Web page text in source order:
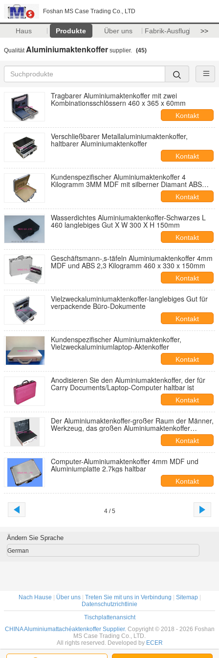
Foshan MS Case Trading Co., LTD
Haus Produkte Über uns Fabrik-Ausflug >>
QualitätAluminiumaktenkoffer supplier. (45)
Tragbarer Aluminiumaktenkoffer mit zwei
Kombinationsschlössern 460 x 365 x 60mm
Kontakt
Verschließbarer Metallaluminiumaktenkoffer,
haltbarer Aluminiumaktenkoffer
Kontakt
Kundenspezifischer Aluminiumaktenkoffer 4
Kilogramm 3MM MDF mit silberner Diamant ABS
Kontakt
Wasserdichtes Aluminiumaktenkoffer-Schwarzes L
460 langlebiges Gut X W 300 X H 150mm
Kontakt
Geschäftsmann-‚s-täfeln Aluminiumaktenkoffer 4mm
MDF und ABS 2,3 Kilogramm 460 x 330 x 150mm
Kontakt
Vielzweckaluminiumaktenkoffer-langlebiges Gut für
verpackende Büro-Dokumente
Kontakt
Kundenspezifischer Aluminiumaktenkoffer,
Vielzweckaluminiumlaptop-Aktenkoffer
Kontakt
Anodisieren Sie den Aluminiumaktenkoffer, der für
Carry Documents/Laptop-Computer haltbar ist
Kontakt
Der Aluminiumaktenkoffer-großer Raum der Männer,
Werkzeug, das großen Aluminiumaktenkoffer
Kontakt
Computer-Aluminiumaktenkoffer 4mm MDF und
Aluminiumplatte 2.7kgs haltbar
Kontakt
4 / 5
Ändern Sie Sprache
German
Nach Hause Über uns| Treten Sie mit uns in Verbindung Sitemap|
Datenschutzrichtlinie
Tischplattenansicht
CHINA Aluminiumattachéaktenkoffer Supplier. Copyright © 2018 - 2026 Foshan
MS Case Trading Co., LTD.
All rights reserved. Developed by ECER